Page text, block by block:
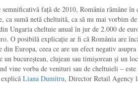
semnificativă față de 2010, România rămâne
ca sumă netă cheltuită, ca să nu mai vorbim
Ungaria cheltuie anual în jur de 2.000 de
O posibilă explicație ar fi că România are
Europa, ceea ce are un efect negativ
un bucureștean, clujean sau timișorean și un
vine vorba de venituri sau de cheltuieli –
Liana Dumitru, Director Retail Agency